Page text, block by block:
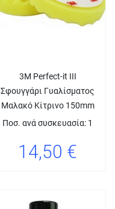
3M Perfect-it III
Σφουγγάρι Γυαλίσματος
Μαλακό Κίτρινο 150mm
Ποσ. ανά συσκευασία: 1
14,50 €